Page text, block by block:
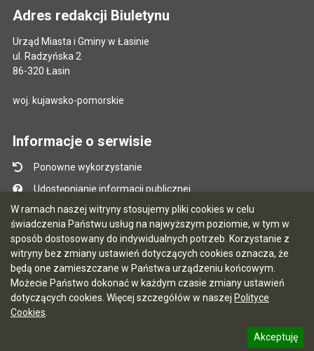
W ramach naszej witryny stosujemy pliki cookies w celu
świadczenia Państwu usług na najwyższym poziomie, w tym w
sposób dostosowany do indywidualnych potrzeb. Korzystanie z
witryny bez zmiany ustawień dotyczących cookies oznacza, że
będą one zamieszczane w Państwa urządzeniu końcowym.
Możecie Państwo dokonać w każdym czasie zmiany ustawień
dotyczących cookies. Więcej szczegółów w naszej Polityce
Cookies
Akceptuję
Adres redakcji Biuletynu
Urząd Miasta i Gminy w Łasinie
ul. Radzyńska 2
86-320 Łasin
woj. kujawsko-pomorskie
Informacje o serwisie
Ponowne wykorzystanie
Udostępnianie informacji publicznej
Mapa serwisu
Instrukcja obsługi
Statystyki oglądalności
Ostatnia aktualizacja BIP: 03.08.2026 13:09
CMS i hosting: Logonet Sp. z o.o. w Bydgoszczy